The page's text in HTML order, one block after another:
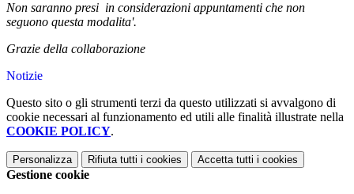
Non saranno presi in considerazioni appuntamenti che non
seguono questa modalita'.
Grazie della collaborazione
Notizie
Questo sito o gli strumenti terzi da questo utilizzati si avvalgono di
cookie necessari al funzionamento ed utili alle finalità illustrate nella
COOKIE POLICY.
Personalizza Rifiuta tutti i cookies Accetta tutti i cookies
Gestione cookie